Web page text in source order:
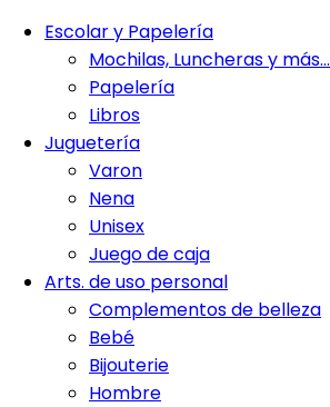
Escolar y Papelería
Mochilas, Luncheras y más…
Papelería
Libros
Juguetería
Varon
Nena
Unisex
Juego de caja
Arts. de uso personal
Complementos de belleza
Bebé
Bijouterie
Hombre